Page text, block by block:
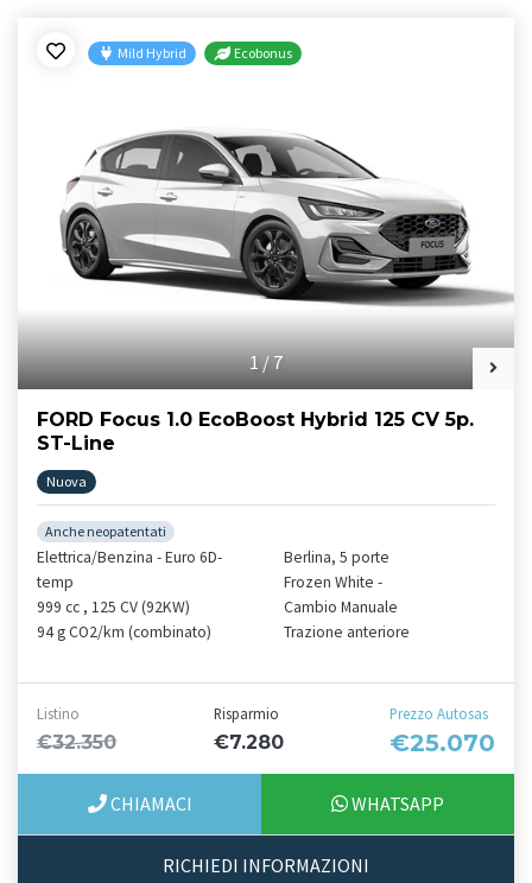
1/7
Mild Hybrid Ecobonus
FORD Focus 1.0 EcoBoost Hybrid 125 CV 5p.
ST-Line
Nuova
Anche neopatentati
Elettrica/Benzina - Euro 6D-
temp
999 cc , 125 CV (92KW)
94 g CO2/km (combinato)
Berlina, 5 porte
Frozen White -
Cambio Manuale
Trazione anteriore
Listino
€32.350
Risparmio
€7.280
Prezzo Autosas
€25.070
CHIAMACI WHATSAPP
RICHIEDI INFORMAZIONI